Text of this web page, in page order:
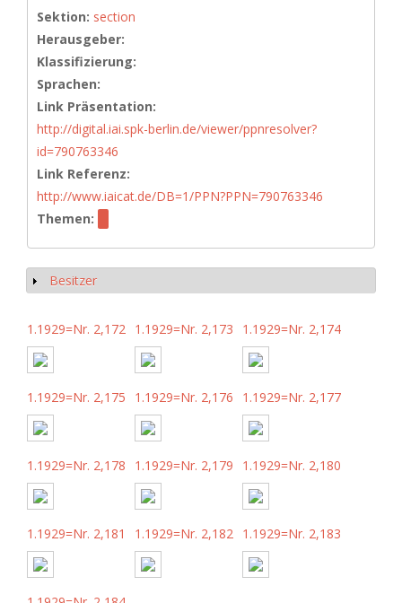
Sektion: section
Herausgeber:
Klassifizierung:
Sprachen:
Link Präsentation:
http://digital.iai.spk-berlin.de/viewer/ppnresolver?
id=790763346
Link Referenz:
http://www.iaicat.de/DB=1/PPN?PPN=790763346
Themen:
Anzeigen
Besitzer
1.1929=Nr. 2,172 1.1929=Nr. 2,173 1.1929=Nr. 2,174
1.1929=Nr. 2,175 1.1929=Nr. 2,176 1.1929=Nr. 2,177
1.1929=Nr. 2,178 1.1929=Nr. 2,179 1.1929=Nr. 2,180
1.1929=Nr. 2,181 1.1929=Nr. 2,182 1.1929=Nr. 2,183